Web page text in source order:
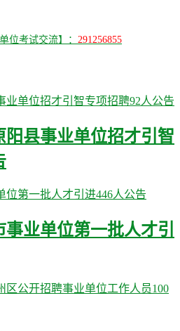
位考试交流】： 291256855
阳县事业单位招才引智
业单位第一批人才引